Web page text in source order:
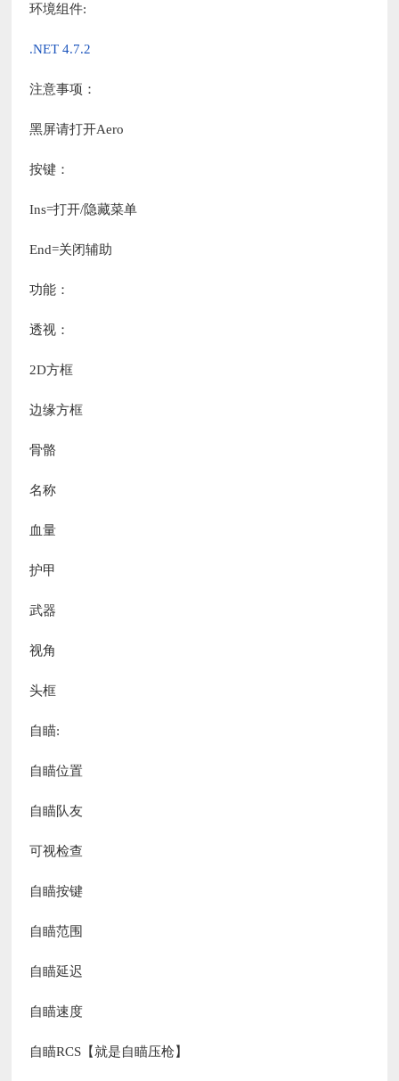
环境组件:
.NET 4.7.2
注意事项：
黑屏请打开Aero
按键：
Ins=打开/隐藏菜单
End=关闭辅助
功能：
透视：
2D方框
边缘方框
骨骼
名称
血量
护甲
武器
视角
头框
自瞄:
自瞄位置
自瞄队友
可视检查
自瞄按键
自瞄范围
自瞄延迟
自瞄速度
自瞄RCS【就是自瞄压枪】